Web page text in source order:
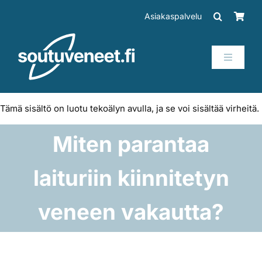
Asiakaspalvelu
Toggle
Perämoottorit
Tämä sisältö on luotu tekoälyn avulla, ja se voi sisältää virheitä.
Miten parantaa
laituriin kiinnitetyn
veneen vakautta?